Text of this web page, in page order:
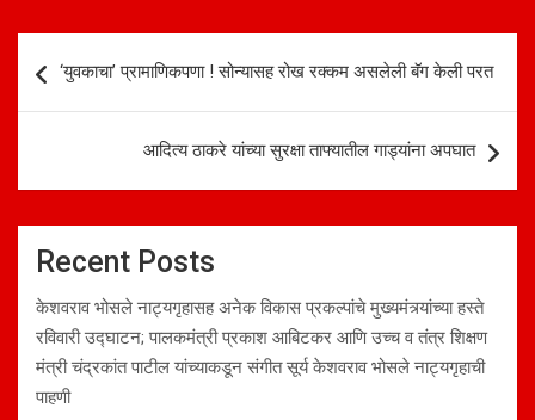
navigation
‘युवकाचा’ प्रामाणिकपणा ! सोन्यासह रोख रक्कम असलेली बॅग केली परत
आदित्य ठाकरे यांच्या सुरक्षा ताफ्यातील गाड्यांना अपघात
Recent Posts
केशवराव भोसले नाट्यगृहासह अनेक विकास प्रकल्पांचे मुख्यमंत्र्यांच्या हस्ते
रविवारी उद्घाटन; पालकमंत्री प्रकाश आबिटकर आणि उच्च व तंत्र शिक्षण
मंत्री चंद्रकांत पाटील यांच्याकडून संगीत सूर्य केशवराव भोसले नाट्यगृहाची
पाहणी